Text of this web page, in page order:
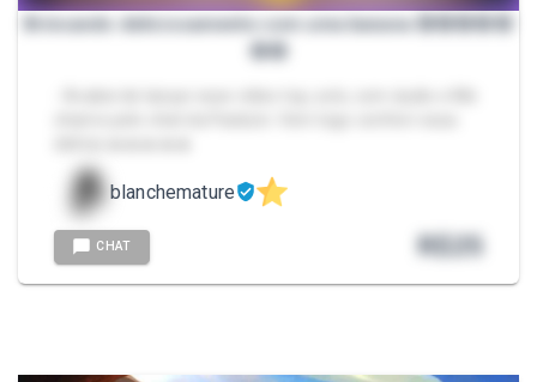
Brincando deliciosamente com uma banana 😋😋😋😋😋
blanchemature
CHAT R$25